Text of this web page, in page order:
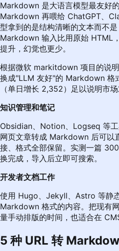
Markdown 是大语言模型最友好
Markdown 再喂给 ChatGPT、
型拿到的是结构清晰的文本而不
Markdown 输入比用原始 HTML
提升，幻觉也更少。
根据微软 markitdown 项目的说明
换成"LLM 友好"的 Markdown 格
（单日增长 2,352）足以说明市
知识管理和笔记
Obsidian、Notion、Logseq 等
网页文章转成 Markdown 后可以
接、格式全部保留。实测一篇
换完成，导入后立即可搜索。
开发者文档工作
使用 Hugo、Jekyll、Astro 等静
Markdown 格式的内容。把现有
量手动排版的时间，也适合在
5 种 URL 转